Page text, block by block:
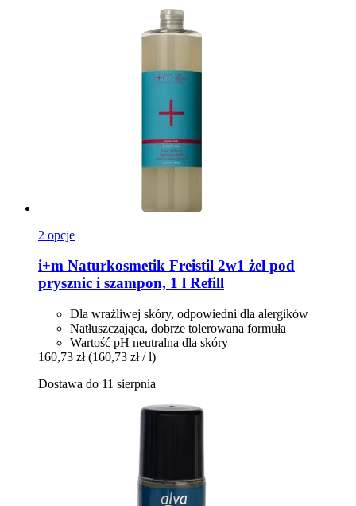
2 opcje
i+m Naturkosmetik Freistil 2w1 żel pod
prysznic i szampon, 1 l Refill
Dla wrażliwej skóry, odpowiedni dla alergików
Natłuszczająca, dobrze tolerowana formuła
Wartość pH neutralna dla skóry
160,73 zł (160,73 zł / l)
Dostawa do 11 sierpnia